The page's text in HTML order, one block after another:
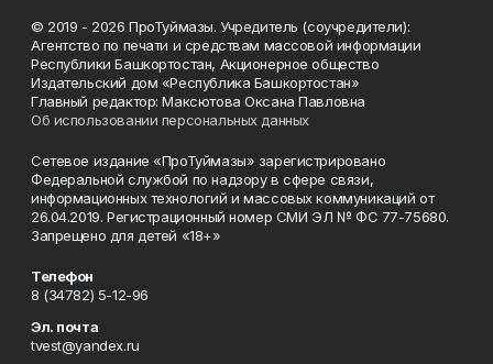
© 2019 - 2026 ПроТуймазы. Учредитель (соучредители):
Агентство по печати и средствам массовой информации
Республики Башкортостан, Акционерное общество
Издательский дом «Республика Башкортостан»
Главный редактор: Максютова Оксана Павловна
Об использовании персональных данных
Сетевое издание «ПроТуймазы» зарегистрировано
Федеральной службой по надзору в сфере связи,
информационных технологий и массовых коммуникаций от
26.04.2019. Регистрационный номер СМИ ЭЛ № ФС 77-75680.
Запрещено для детей «18+»
Телефон
8 (34782) 5-12-96
Эл. почта
tvest@yandex.ru